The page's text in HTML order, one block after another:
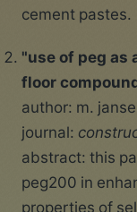
cement pastes.
"use of peg
floor
author: m.
journal:
abstract: this
peg200 in
properties of